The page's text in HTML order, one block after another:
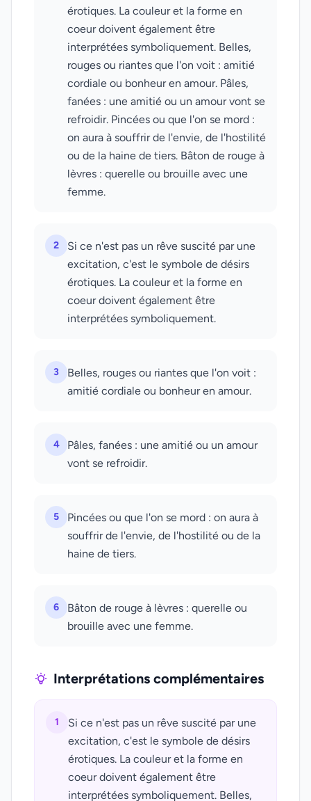
érotiques. La couleur et la forme en
coeur doivent également être
interprétées symboliquement. Belles,
rouges ou riantes que l'on voit : amitié
cordiale ou bonheur en amour. Pâles,
fanées : une amitié ou un amour vont se
refroidir. Pincées ou que l'on se mord :
on aura à souffrir de l'envie, de l'hostilité
ou de la haine de tiers. Bâton de rouge à
lèvres : querelle ou brouille avec une
femme.
2
Si ce n'est pas un rêve suscité par une
excitation, c'est le symbole de désirs
érotiques. La couleur et la forme en
coeur doivent également être
interprétées symboliquement.
3
Belles, rouges ou riantes que l'on voit :
amitié cordiale ou bonheur en amour.
4
Pâles, fanées : une amitié ou un amour
vont se refroidir.
5
Pincées ou que l'on se mord : on aura à
souffrir de l'envie, de l'hostilité ou de la
haine de tiers.
6
Bâton de rouge à lèvres : querelle ou
brouille avec une femme.
Interprétations complémentaires
1
Si ce n'est pas un rêve suscité par une
excitation, c'est le symbole de désirs
érotiques. La couleur et la forme en
coeur doivent également être
interprétées symboliquement. Belles,